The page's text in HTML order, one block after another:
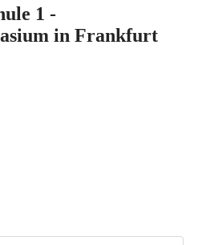
1 -
in Frankfurt